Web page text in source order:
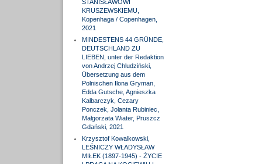
STANISŁAWOWI
KRUSZEWSKIEMU,
Kopenhaga / Copenhagen,
2021
MINDESTENS 44 GRÜNDE,
DEUTSCHLAND ZU
LIEBEN, unter der Redaktion
von Andrzej Chludziński,
Übersetzung aus dem
Polnischen Ilona Gryman,
Edda Gutsche, Agnieszka
Kalbarczyk, Cezary
Ponczek, Jolanta Rubiniec,
Małgorzata Wiater, Pruszcz
Gdański, 2021
Krzysztof Kowalkowski,
LEŚNICZY WŁADYSŁAW
MIŁEK (1897-1945) - ŻYCIE